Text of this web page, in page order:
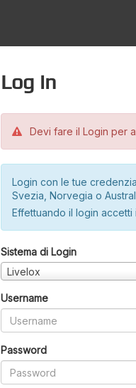
Log in
Devi fare il Login per
Login con le tue
Svezia, Norvegia o
Effettuando il login accetti
Sistema di Login
Livelox
Username
Password